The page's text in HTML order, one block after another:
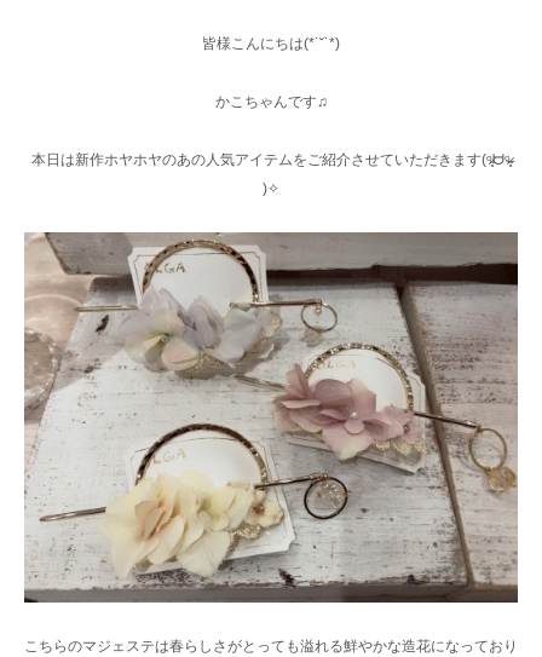
皆様こんにちは(*˙˘˙*)
かこちゃんです♫
本日は新作ホヤホヤのあの人気アイテムをご紹介させていただきます(ᵒ̴̷͈ᗨᵒ̴̶̷͈
)✧
こちらのマジェステは春らしさがとっても溢れる鮮やかな造花になっており